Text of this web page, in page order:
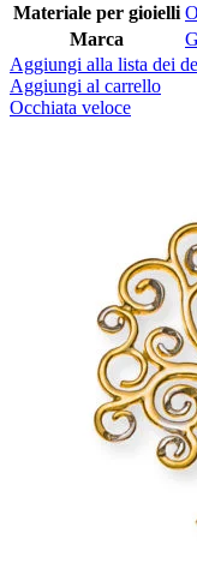
Materiale per gioielli
Marca
Aggiungi alla lista dei
Aggiungi al carrello
Occhiata veloce